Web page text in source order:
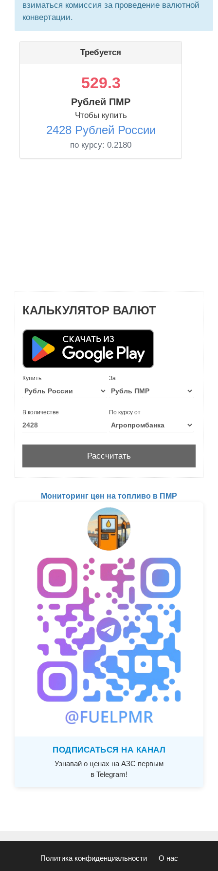
взиматься комиссия за проведение валютной
конвертации.
Требуется
529.3
Рублей ПМР
Чтобы купить
2428 Рублей России
по курсу: 0.2180
КАЛЬКУЛЯТОР ВАЛЮТ
Купить За
В количестве По курсу от
Мониторинг цен на топливо в ПМР
ПОДПИСАТЬСЯ НА КАНАЛ
Узнавай о ценах на АЗС первым
в Telegram!
Политика конфиденциальности О нас